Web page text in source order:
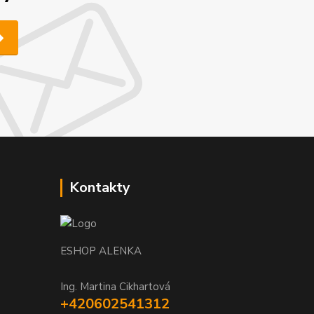
Kontakty
ESHOP ALENKA
Ing. Martina Cikhartová
+420602541312